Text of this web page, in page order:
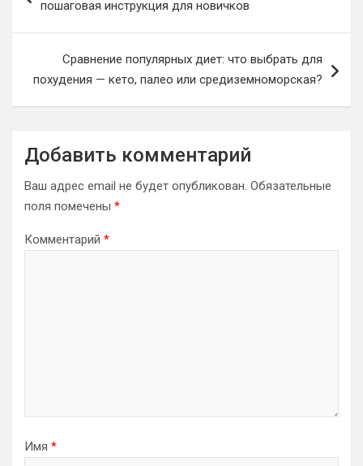
пошаговая инструкция для новичков
Сравнение популярных диет: что выбрать для
похудения — кето, палео или средиземноморская?
Добавить комментарий
Ваш адрес email не будет опубликован. Обязательные
поля помечены *
Комментарий *
Имя *